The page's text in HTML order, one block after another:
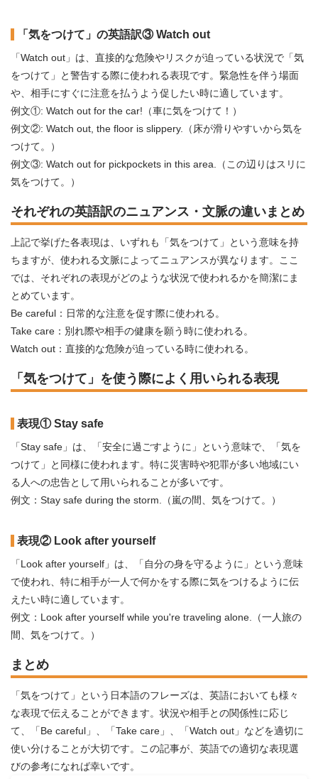
「気をつけて」の英語訳③ Watch out
「Watch out」は、直接的な危険やリスクが迫っている状況で「気
をつけて」と警告する際に使われる表現です。緊急性を伴う場面
や、相手にすぐに注意を払うよう促したい時に適しています。
例文①: Watch out for the car!（車に気をつけて！）
例文②: Watch out, the floor is slippery.（床が滑りやすいから気を
つけて。）
例文③: Watch out for pickpockets in this area.（この辺りはスリに
気をつけて。）
それぞれの英語訳のニュアンス・文脈の違いまとめ
上記で挙げた各表現は、いずれも「気をつけて」という意味を持
ちますが、使われる文脈によってニュアンスが異なります。ここ
では、それぞれの表現がどのような状況で使われるかを簡潔にま
とめています。
Be careful：日常的な注意を促す際に使われる。
Take care：別れ際や相手の健康を願う時に使われる。
Watch out：直接的な危険が迫っている時に使われる。
「気をつけて」を使う際によく用いられる表現
表現① Stay safe
「Stay safe」は、「安全に過ごすように」という意味で、「気を
つけて」と同様に使われます。特に災害時や犯罪が多い地域にい
る人への忠告として用いられることが多いです。
例文：Stay safe during the storm.（嵐の間、気をつけて。）
表現② Look after yourself
「Look after yourself」は、「自分の身を守るように」という意味
で使われ、特に相手が一人で何かをする際に気をつけるように伝
えたい時に適しています。
例文：Look after yourself while you're traveling alone.（一人旅の
間、気をつけて。）
まとめ
「気をつけて」という日本語のフレーズは、英語においても様々
な表現で伝えることができます。状況や相手との関係性に応じ
て、「Be careful」、「Take care」、「Watch out」などを適切に
使い分けることが大切です。この記事が、英語での適切な表現選
びの参考になれば幸いです。